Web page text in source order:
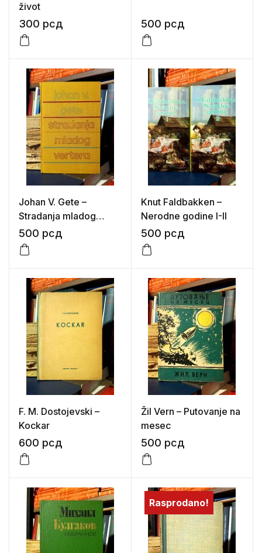
život
300 рсд 500 рсд
Johan V. Gete –
Stradanja mladog
Vertera
500 рсд
Knut Faldbakken –
Nerodne godine I-II
500 рсд
F. M. Dostojevski –
Kockar
600 рсд
Žil Vern – Putovanje na
mesec
500 рсд
Rasprodano!